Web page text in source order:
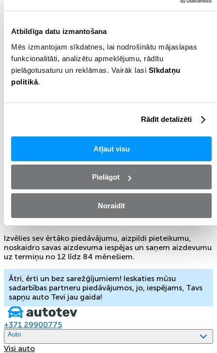
Atbildīga datu izmantošana
Mēs izmantojam sīkdatnes, lai nodrošinātu mājaslapas
funkcionalitāti, analizētu apmeklējumu, rādītu
pielāgotusaturu un reklāmas. Vairāk lasi Sīkdatņu
politikā.
Rādīt detalizēti
Atļaut visu
Pielāgot
Noraidīt
Meklēšanas kritērijiem atbilstošas automašīnas netika
atrastas
Auto līzings, aizdevums pret ķīlu
vai auto kredīts - ātri un ērti!
Auto līzings. Auto līzings mašīnas iegādei –
apmērā no automašīnas vērtības ar pirmo iemaksu
Aizdevums pret auto ķīlā. Aizdevums pret auto ķīlā
100% apmērā no klienta īpašumā esošā
transportlīdzekļa vērtības.
Auto kredīts. Auto kredīts ir izdevīgs risinājums
ikvienam, kam trūkst brīvu naudas līdzekļu. Klients
Izvēlies sev ērtāko piedāvājumu, aizpildi pieteikumu,
noskaidro savas aizdevuma iespējas un saņem aizdevumu
uz termiņu no 12 līdz 84 mēnešiem.
Ātri, ērti un bez sarežģījumiem! Ieskaties mūsu
sadarbības partneru piedāvājumos, jo, iespējams, Tavs
sapņu auto Tevi jau gaida!
+371 29900775
Auto
Visi auto